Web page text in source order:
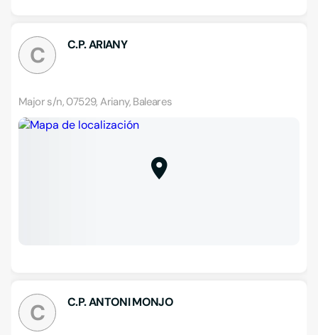
C C.P. ARIANY
Major s/n, 07529, Ariany, Baleares
C C.P. ANTONI MONJO